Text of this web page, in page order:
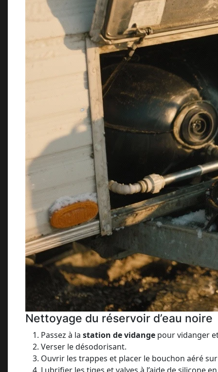
Nettoyage du réservoir d’eau noire
Passez à la station de vidangepour vidanger et
Verser le désodorisant.
Ouvrir les trappes et placer le bouchon aéré